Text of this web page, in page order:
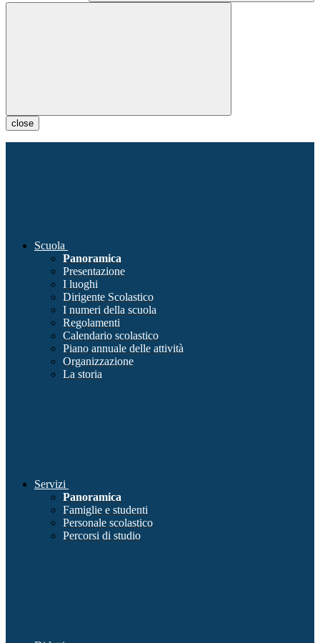
close
Scuola
Panoramica
Presentazione
I luoghi
Dirigente Scolastico
I numeri della scuola
Regolamenti
Calendario scolastico
Piano annuale delle attività
Organizzazione
La storia
Servizi
Panoramica
Famiglie e studenti
Personale scolastico
Percorsi di studio